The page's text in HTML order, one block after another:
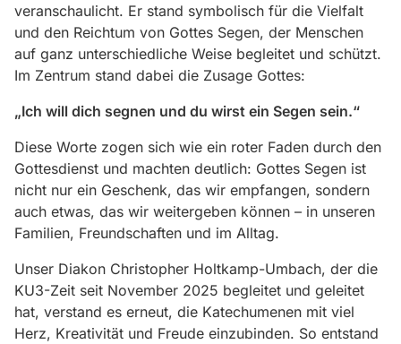
veranschaulicht. Er stand symbolisch für die Vielfalt
und den Reichtum von Gottes Segen, der Menschen
auf ganz unterschiedliche Weise begleitet und schützt.
Im Zentrum stand dabei die Zusage Gottes:
„Ich will dich segnen und du wirst ein Segen sein.“
Diese Worte zogen sich wie ein roter Faden durch den
Gottesdienst und machten deutlich: Gottes Segen ist
nicht nur ein Geschenk, das wir empfangen, sondern
auch etwas, das wir weitergeben können – in unseren
Familien, Freundschaften und im Alltag.
Unser Diakon Christopher Holtkamp-Umbach, der die
KU3-Zeit seit November 2025 begleitet und geleitet
hat, verstand es erneut, die Katechumenen mit viel
Herz, Kreativität und Freude einzubinden. So entstand